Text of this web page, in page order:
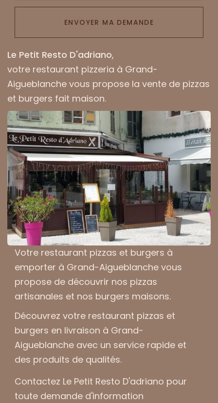
ENVOYER MA DEMANDE
Le Petit Resto D'adriano,
votre restaurant pizzeria à Grand-
Aigueblanche vous propose la vente de pizzas
et burgers fait maison.
Votre restaurant pizzas et burgers à
emporter à Grand-Aigueblanche vous
propose de découvrir nos pizzas
artisanales et nos burgers maisons.
Découvrez votre restaurant pizzas et
burgers en livraison à Grand-
Aigueblanche avec un service rapide et
des produits de qualités.
Contactez Le Petit Resto D'adriano pour
toute demande d'information